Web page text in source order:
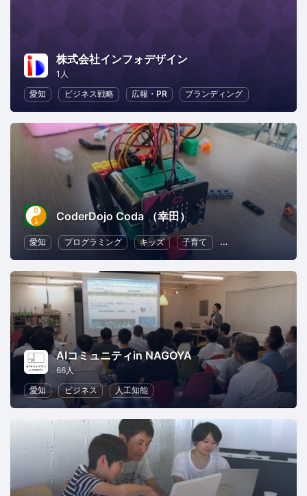
株式会社インフォデザイン
1人
愛知
ビジネス戦略 広報・PR ブランディング
CoderDojo Coda （幸田）
愛知 プログラミング キッズ 子育て 子供向けプログラミ
AIコミュニティin NAGOYA
66人
愛知
ビジネス 人工知能